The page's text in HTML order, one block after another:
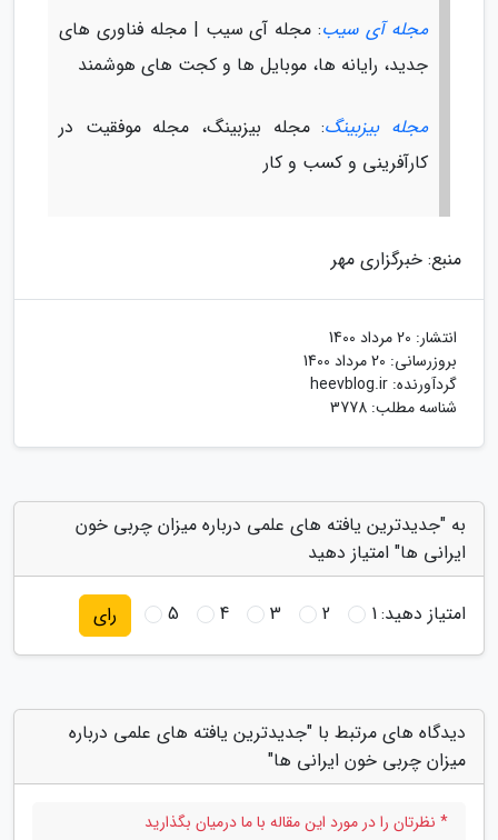
مجله آی سیب: مجله آی سیب | مجله فناوری های
جدید، رایانه ها، موبایل ها و کجت های هوشمند
مجله بیزبینگ: مجله بیزبینگ، مجله موفقیت در
کارآفرینی و کسب و کار
منبع: خبرگزاری مهر
انتشار: 20 مرداد 1400
بروزرسانی: 20 مرداد 1400
گردآورنده: heevblog.ir
شناسه مطلب: 3778
به "جدیدترین یافته های علمی درباره میزان چربی خون
ایرانی ها" امتیاز دهید
امتیاز دهید:1
2
3
4
5 رای
دیدگاه های مرتبط با "جدیدترین یافته های علمی درباره
میزان چربی خون ایرانی ها"
* نظرتان را در مورد این مقاله با ما درمیان بگذارید